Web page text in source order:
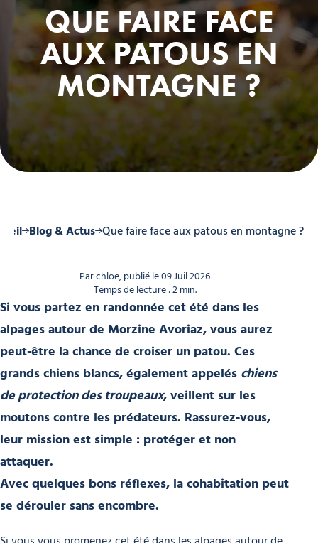
QUE FAIRE FACE
AUX PATOUS EN
MONTAGNE ?
Blog & Actus Que faire face aux patous en montagne ?
Par chloe, publié le 09 Juil 2026
Temps de lecture : 2 min.
Si vous partez en randonnée cet été dans les
alpages autour de Morzine Avoriaz, vous aurez
peut-être la chance de croiser un patou. Ces
grands chiens blancs, également appelés chiens
de protection des troupeaux, veillent sur les
moutons contre les prédateurs. Rassurez-vous,
leur mission est simple : protéger et non
attaquer.
Avec quelques bons réflexes, la cohabitation peut
se dérouler sans encombre.